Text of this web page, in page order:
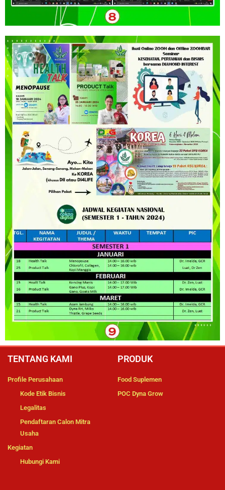
TENTANG KAMI
Profile Perusahaan
Kode Etik Bisnis
Legalitas
Pendaftaran Calon Mitra
Usaha
Kegiatan
Hubungi Kami
PRODUK
Food Suplemen
POC Dyna Grow